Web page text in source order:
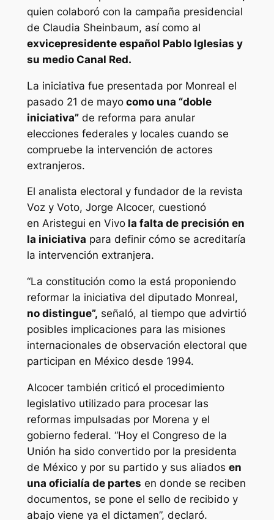
quien colaboró con la campaña presidencial
de Claudia Sheinbaum, así como al
exvicepresidente español Pablo Iglesias y
su medio Canal Red.
La iniciativa fue presentada por Monreal el
pasado 21 de mayocomo una “doble
iniciativa”de reforma para anular
elecciones federales y locales cuando se
compruebe la intervención de actores
extranjeros.
El analista electoral y fundador de la revista
Voz y Voto, Jorge Alcocer, cuestionó
en Aristegui en Vivola falta de precisión en
la iniciativa para definir cómo se acreditaría
la intervención extranjera.
“La constitución como la está proponiendo
reformar la iniciativa del diputado Monreal,
no distingue”, señaló, al tiempo que advirtió
posibles implicaciones para las misiones
internacionales de observación electoral que
participan en México desde 1994.
Alcocer también criticó el procedimiento
legislativo utilizado para procesar las
reformas impulsadas por Morena y el
gobierno federal. “Hoy el Congreso de la
Unión ha sido convertido por la presidenta
de México y por su partido y sus aliados en
una oficialía de partes en donde se reciben
documentos, se pone el sello de recibido y
abajo viene ya el dictamen”, declaró.